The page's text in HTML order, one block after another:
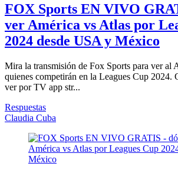
FOX Sports EN VIVO
ver América vs Atlas por
2024 desde USA y México
Mira la transmisión de Fox Sports para ver al
quienes competirán en la Leagues Cup 2024.
ver por TV app str...
Respuestas
Claudia Cuba